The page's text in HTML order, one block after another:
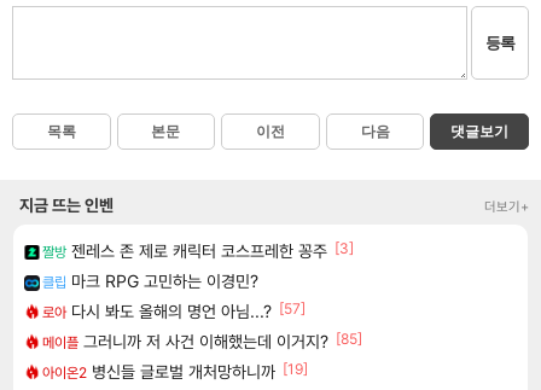
등록
목록 본문 이전 다음 댓글보기
지금 뜨는 인벤 더보기+
짤방 젠레스 존 제로 캐릭터 코스프레한 꽁주 [3]
클립 마크 RPG 고민하는 이경민?
로아 다시 봐도 올해의 명언 아님...? [57]
메이플 그러니까 저 사건 이해했는데 이거지? [85]
아이온2 병신들 글로벌 개처망하니까 [19]